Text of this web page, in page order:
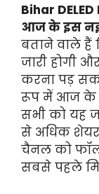
Bihar
आज के इस नई
बताने वाले हैं
जारी होगी
करना पड़
रूप में आज के
सभी को यह
से अधिक
चैनल को
सबसे पहले